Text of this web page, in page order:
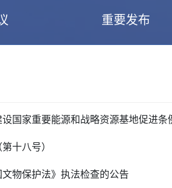
重要发布
国家重要能源和战略资源基地促进条
十八号）
物保护法》执法检查的公告